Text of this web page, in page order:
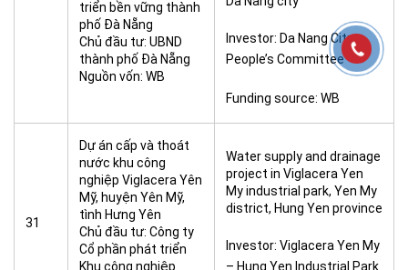
triển bền vững thành
phố Đà Nẵng
Chủ đầu tư: UBND
thành phố Đà Nẵng
Nguồn vốn: WB
Investor: Da Nang City
People’s Committee
Funding source: WB
31
Dự án cấp và thoát
nước khu công
nghiệp Viglacera Yên
Mỹ, huyện Yên Mỹ,
tình Hưng Yên
Chủ đầu tư: Công ty
Cổ phần phát triển
Khu công nghiệp
Water supply and drainage
project in Viglacera Yen
My industrial park, Yen My
district, Hung Yen province
Investor: Viglacera Yen My
– Hung Yen Industrial Park